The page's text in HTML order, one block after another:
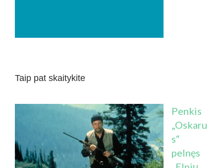
Taip pat skaitykite
Penkis
„Oskaru
s“
pelnęs